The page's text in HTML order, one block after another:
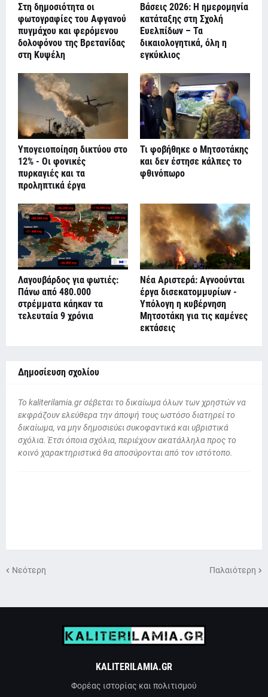
Στη δημοσιότητα οι
φωτογραφίες του Αφγανού
πυγμάχου και φερόμενου
δολοφόνου της Βρετανίδας
στη Κυψέλη
Βάσεις 2026: Η ημερομηνία
κατάταξης στη Σχολή
Ευελπίδων – Τα
δικαιολογητικά, όλη η
εγκύκλιος
Υπογειοποίηση δικτύου στο
12% - Οι φονικές
πυρκαγιές και τα
προληπτικά έργα
Τι φοβήθηκε ο Μητσοτάκης
και δεν έστησε κάλπες το
φθινόπωρο
Λαγουβάρδος για φωτιές:
Πάνω από 480.000
στρέμματα κάηκαν τα
τελευταία 9 χρόνια
Νέα Αριστερά: Αγνοούνται
έργα δισεκατομμυρίων -
Υπόλογη η κυβέρνηση
Μητσοτάκη για τις καμένες
εκτάσεις
Δημοσίευση σχολίου
To kaliterilamia.gr σέβεται το δικαίωμα όλων των χρηστών να
εκφράζουν ελεύθερα την άποψή τους ωστόσο διατηρεί το
δικαίωμα, να μην δημοσιεύει συκοφαντικά και υβριστικά
σχόλια. Έτσι όποια σχόλια, περιέχουν ακατάλληλα προς το
κοινό χαρακτηριστικά θα αποσύρονται από τον ιστότοπο.
Νεότερη Παλαιότερη
KALITERILAMIA.GR
Φορέας ιστορίας και πολιτισμού